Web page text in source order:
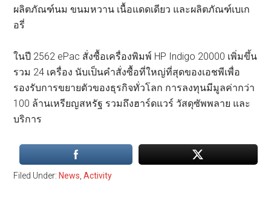
ผลิตภัณฑ์นม ขนมหวาน เนื้อแดดเดียว และผลิตภัณฑ์เบเก
อรี่
ในปี 2562 ePac สั่งซื้อเครื่องพิมพ์ HP Indigo 20000 เพิ่มขึ้น
รวม 24 เครื่อง นับเป็นคำสั่งซื้อที่ใหญ่ที่สุดของเอชพีเพื่อ
รองรับการขยายตัวของธุรกิจทั่วโลก การลงทุนมีมูลค่ากว่า
100 ล้านเหรียญสหรัฐ รวมถึงฮาร์ดแวร์ วัสดุซัพพลาย และ
บริการ
Filed Under: News ,Activity